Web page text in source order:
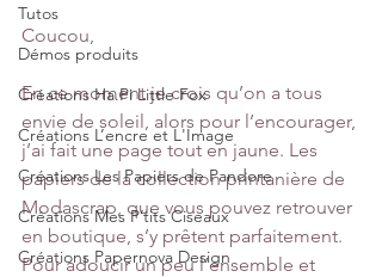
Tutos
Démos produits
Créations Ha.Pi Little Fox
Créations L’encre et L'Image
Créations Les Papiers de Pandore
Créations Mes P’tits Ciseaux
Créations Papernova Design
Coucou,
En ce moment je crois qu’on a tous
envie de soleil, alors pour l’encourager,
j’ai fait une page tout en jaune. Les
papiers de la collection printanière de
Modascrap, que vous pouvez retrouver
en boutique, s’y prêtent parfaitement.
Pour adoucir un peu l’ensemble et